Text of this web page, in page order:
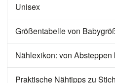
Unisex
Größentabelle von
Nählexikon: von
Praktische Nähtipps zu